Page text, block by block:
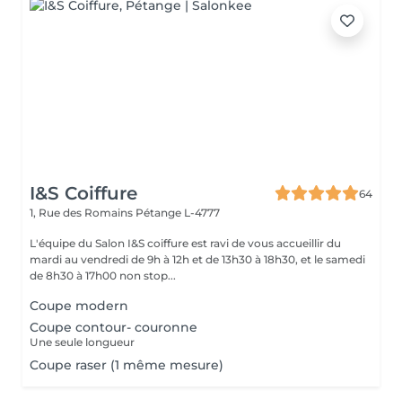
I&S Coiffure
64
1, Rue des Romains Pétange L-4777
L'équipe du Salon I&S coiffure est ravi de vous accueillir du
mardi au vendredi de 9h à 12h et de 13h30 à 18h30, et le samedi
de 8h30 à 17h00 non stop...
Coupe modern
Coupe contour- couronne
Une seule longueur
Coupe raser (1 même mesure)